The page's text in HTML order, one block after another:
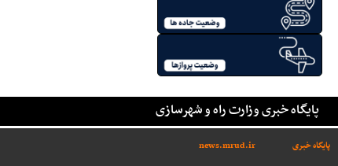
پایگاه خبری وزارت راه و شهرسازی
پایگاه خبری news.mrud.ir